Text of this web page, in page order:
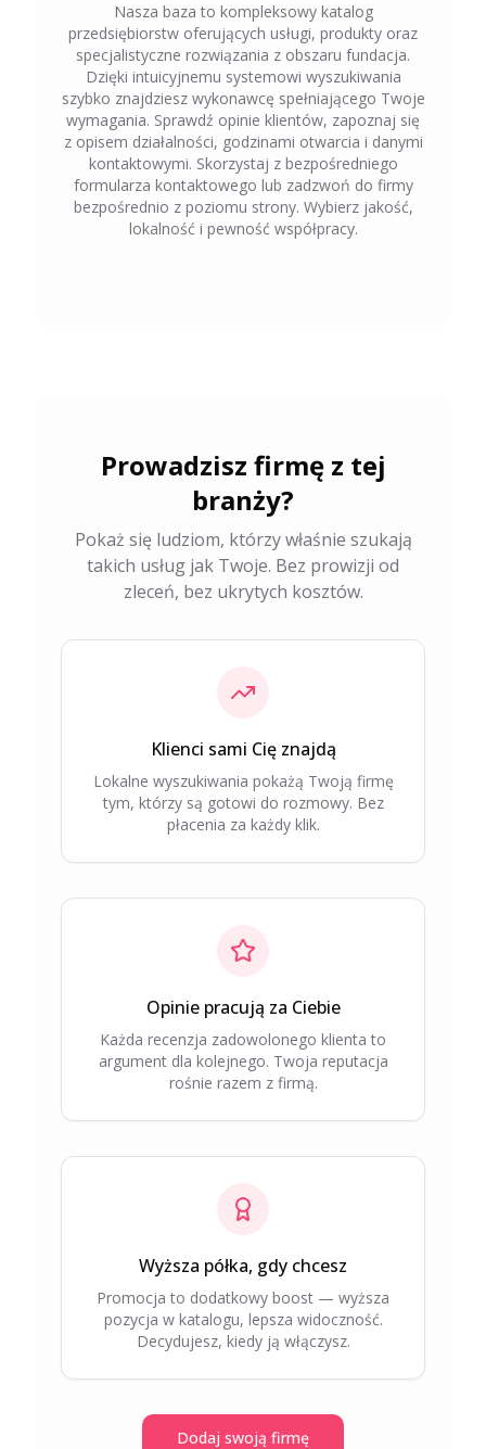
Nasza baza to kompleksowy katalog
przedsiębiorstw oferujących usługi, produkty oraz
specjalistyczne rozwiązania z obszaru fundacja.
Dzięki intuicyjnemu systemowi wyszukiwania
szybko znajdziesz wykonawcę spełniającego Twoje
wymagania. Sprawdź opinie klientów, zapoznaj się
z opisem działalności, godzinami otwarcia i danymi
kontaktowymi. Skorzystaj z bezpośredniego
formularza kontaktowego lub zadzwoń do firmy
bezpośrednio z poziomu strony. Wybierz jakość,
lokalność i pewność współpracy.
Prowadzisz firmę z tej
branży?
Pokaż się ludziom, którzy właśnie szukają
takich usług jak Twoje. Bez prowizji od
zleceń, bez ukrytych kosztów.
Klienci sami Cię znajdą
Lokalne wyszukiwania pokażą Twoją firmę
tym, którzy są gotowi do rozmowy. Bez
płacenia za każdy klik.
Opinie pracują za Ciebie
Każda recenzja zadowolonego klienta to
argument dla kolejnego. Twoja reputacja
rośnie razem z firmą.
Wyższa półka, gdy chcesz
Promocja to dodatkowy boost — wyższa
pozycja w katalogu, lepsza widoczność.
Decydujesz, kiedy ją włączysz.
Dodaj swoją firmę